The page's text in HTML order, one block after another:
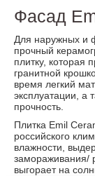
Фасад
Для наружных и
прочный
плитку, которая
гранитной
время легкий
эксплуатации, а
прочность.
Плитка Emil
российского
влажности,
замораживания/
выгорает на